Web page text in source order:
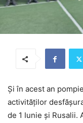
Și în acest an
activităților
de 1 Iunie și